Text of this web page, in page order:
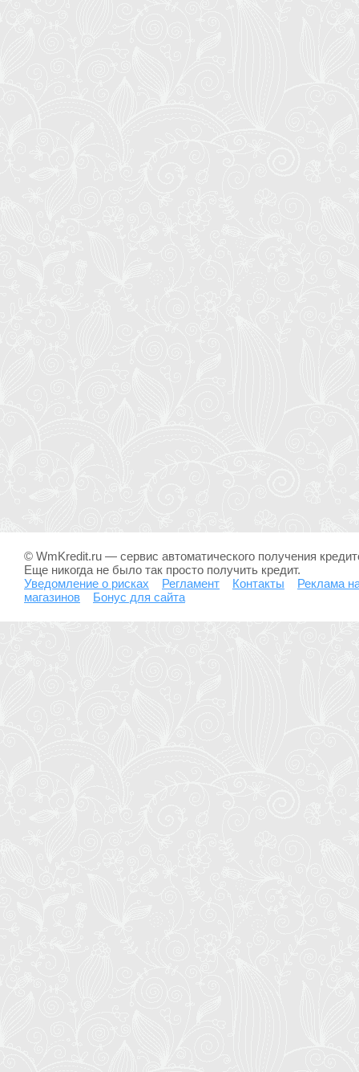
© WmKredit.ru — сервис автоматического получения
Еще никогда не было так просто получить кредит.
Уведомление о рисках
Регламент Контакты
Реклама
магазинов
Бонус для сайта